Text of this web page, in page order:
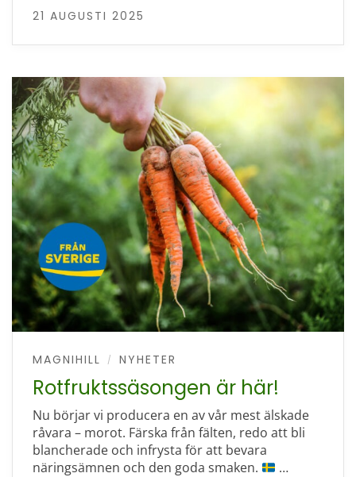
21 AUGUSTI 2025
MAGNIHILL / NYHETER
Rotfruktssäsongen är här!
Nu börjar vi producera en av vår mest älskade
råvara – morot. Färska från fälten, redo att bli
blancherade och infrysta för att bevara
näringsämnen och den goda smaken.
…